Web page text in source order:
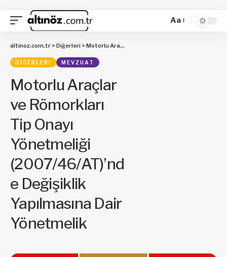
Aa
altinoz.com.tr > Diğerleri > Motorlu Araçlar ve Römorkları Tip Onayı Yönetmeliği (2007/46/AT)’nde Değişiklik Yapılmasına Dair Yönetmelik
DIĞERLERI MEVZUAT
Motorlu Araçlar
ve Römorkları
Tip Onayı
Yönetmeliği
(2007/46/AT)’nd
e Değişiklik
Yapılmasına Dair
Yönetmelik